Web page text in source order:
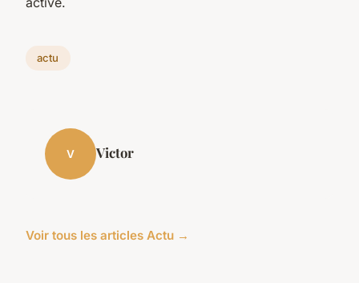
actu
V Victor
Voir tous les articles Actu →